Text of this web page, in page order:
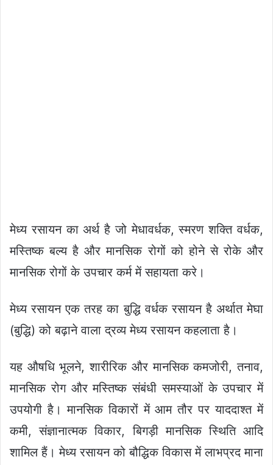
मेध्य रसायन का अर्थ है जो मेधावर्धक, स्मरण शक्ति वर्धक,
मस्तिष्क बल्य है और मानसिक रोगों को होने से रोके और
मानसिक रोगों के उपचार कर्म में सहायता करे।
मेध्य रसायन एक तरह का बुद्धि वर्धक रसायन है अर्थात मेघा
(बुद्धि) को बढ़ाने वाला द्रव्य मेध्य रसायन कहलाता है।
यह औषधि भूलने, शारीरिक और मानसिक कमजोरी, तनाव,
मानसिक रोग और मस्तिष्क संबंधी समस्याओं के उपचार में
उपयोगी है। मानसिक विकारों में आम तौर पर याददाश्त में
कमी, संज्ञानात्मक विकार, बिगड़ी मानसिक स्थिति आदि
शामिल हैं। मेध्य रसायन को बौद्धिक विकास में लाभप्रद माना